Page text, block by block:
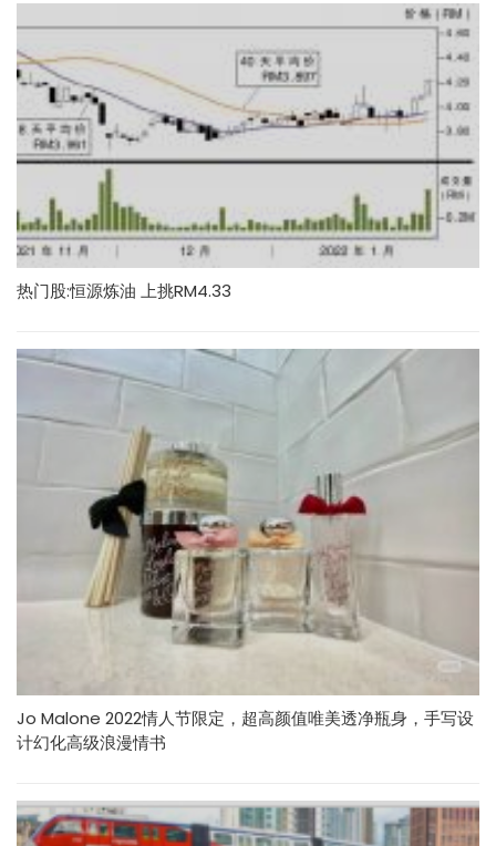
热门股:恒源炼油 上挑RM4.33
Jo Malone 2022情人节限定，超高颜值唯美透净瓶身，手写设
计幻化高级浪漫情书